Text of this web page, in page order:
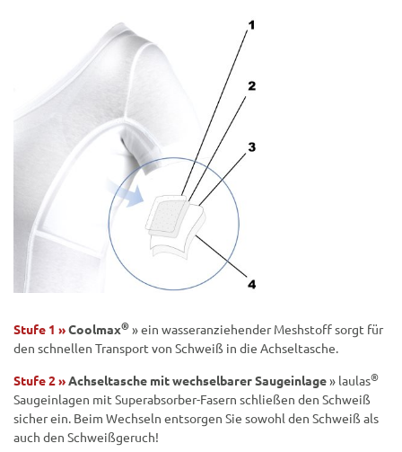
Stufe 1 »Coolmax®» ein wasseranziehender Meshstoff sorgt für
den schnellen Transport von Schweiß in die Achseltasche.
Stufe 2 »Achseltasche mit wechselbarer Saugeinlage» laulas®
Saugeinlagen mit Superabsorber-Fasern schließen den Schweiß
sicher ein. Beim Wechseln entsorgen Sie sowohl den Schweiß als
auch den Schweißgeruch!